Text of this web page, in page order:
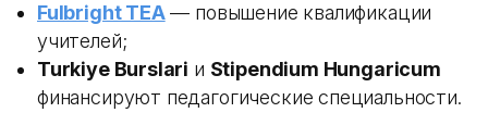
Fulbright TEA— повышение квалификации
учителей;
Turkiye Burslari и Stipendium Hungaricum
финансируют педагогические специальности.